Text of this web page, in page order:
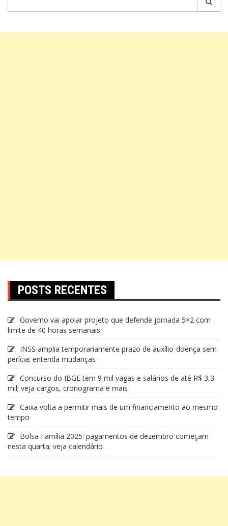
POSTS RECENTES
Governo vai apoiar projeto que defende jornada 5×2 com
limite de 40 horas semanais
INSS amplia temporariamente prazo de auxílio-doença sem
perícia; entenda mudanças
Concurso do IBGE tem 9 mil vagas e salários de até R$ 3,3
mil; veja cargos, cronograma e mais
Caixa volta a permitir mais de um financiamento ao mesmo
tempo
Bolsa Família 2025: pagamentos de dezembro começam
nesta quarta; veja calendário